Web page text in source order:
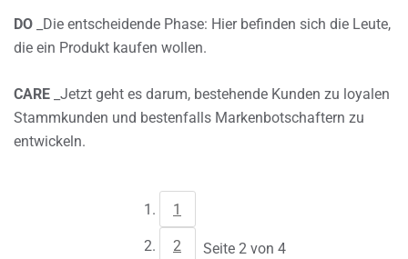
DO _Die entscheidende Phase: Hier befinden sich die Leute,
die ein Produkt kaufen wollen.
CARE _Jetzt geht es darum, bestehende Kunden zu loyalen
Stammkunden und bestenfalls Markenbotschaftern zu
entwickeln.
1
2 Seite 2 von 4